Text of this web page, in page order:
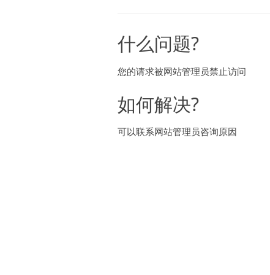
什么问题?
您的请求被网站管理员禁止访问
如何解决?
可以联系网站管理员咨询原因